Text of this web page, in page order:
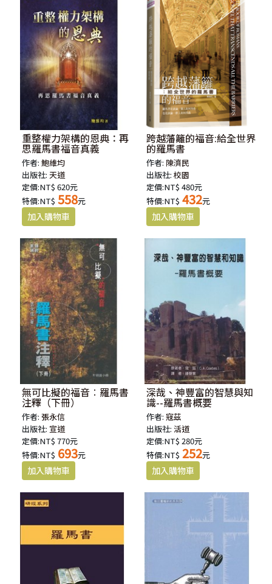
重整權力架構的恩典：再
思羅馬書福音真義
作者:鮑維均
出版社:天道
定價:NT$ 620元
特價:NT$ 558元
跨越藩籬的福音:給全世界
的羅馬書
作者: 陳濟民
出版社:校園
定價:NT$ 480元
特價:NT$ 432元
無可比擬的福音︰羅馬書
注釋（下冊）
作者:張永信
出版社: 宣道
定價:NT$ 770元
特價:NT$ 693元
深哉、神豐富的智慧與知
識--羅馬書概要
作者:寇茲
出版社:活道
定價:NT$ 280元
特價:NT$ 252元